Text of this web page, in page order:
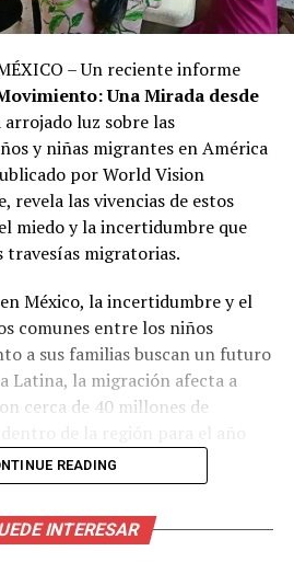
– Un reciente informe
Una Mirada desde
luz sobre las
y niñas migrantes en América
por World Vision
revela las vivencias de estos
miedo y la incertidumbre que
migratorias.
México, la incertidumbre y el
comunes entre los niños
a sus familias buscan un futuro
Latina, la migración afecta a
cerca de 40 millones de
de las familias
READING
INTERESAR